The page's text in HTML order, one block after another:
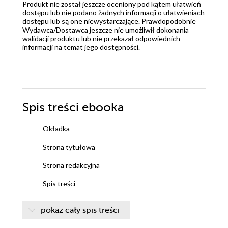
Produkt nie został jeszcze oceniony pod kątem ułatwień
dostępu lub nie podano żadnych informacji o ułatwieniach
dostępu lub są one niewystarczające. Prawdopodobnie
Wydawca/Dostawca jeszcze nie umożliwił dokonania
walidacji produktu lub nie przekazał odpowiednich
informacji na temat jego dostępności.
Spis treści ebooka
Okładka
Strona tytułowa
Strona redakcyjna
Spis treści
pokaż cały spis treści